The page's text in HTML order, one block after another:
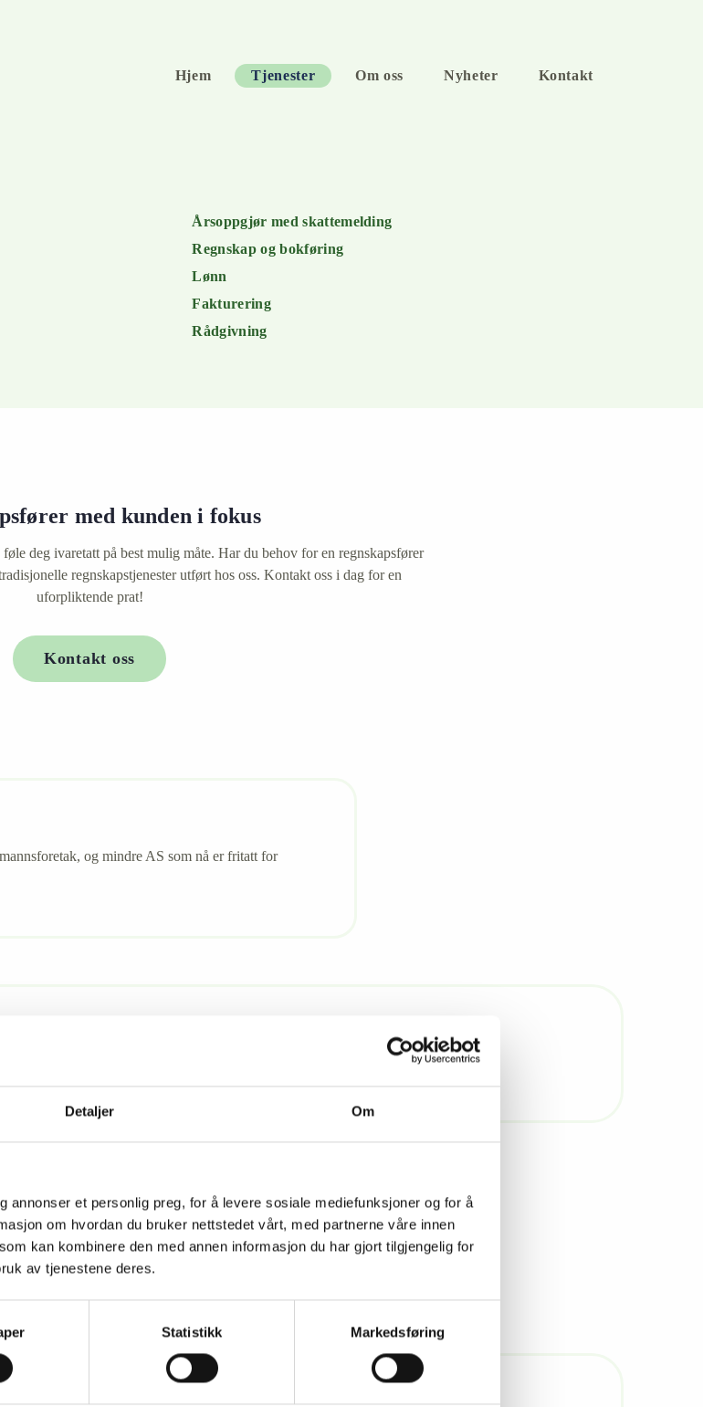
Detaljer Om
annonser et personlig preg, for å levere sosiale mediefunksjoner og for å
om hvordan du bruker nettstedet vårt, med partnerne våre innen
kan kombinere den med annen informasjon du har gjort tilgjengelig for
av tjenestene deres.
Statistikk Markedsføring
Hjem Tjenester Om oss Nyheter Kontakt
Årsoppgjør med skattemelding
Regnskap og bokføring
Lønn
Fakturering
Rådgivning
med kunden i fokus
deg ivaretatt på best mulig måte. Har du behov for en regnskapsfører
regnskapstjenester utført hos oss. Kontakt oss i dag for en
uforpliktende prat!
Kontakt oss
og mindre AS som nå er fritatt for
og regler som er nødvendig for et ryddig og forskriftmessig ført regnskap.
og frustrerte medarbeidere.